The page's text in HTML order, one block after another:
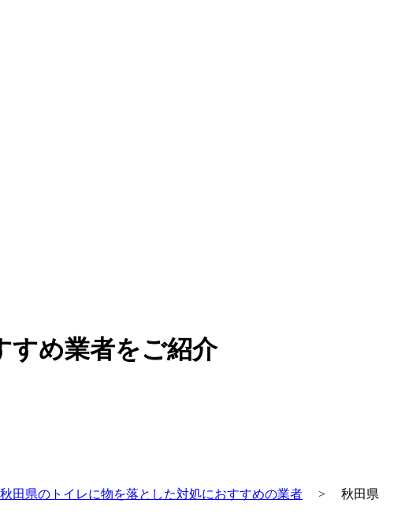
すめ業者をご紹介
秋田県のトイレに物を落とした対処におすすめの業者 > 秋田県